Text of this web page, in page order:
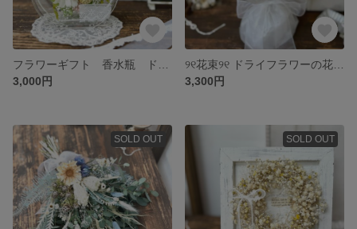
3,000円
3,300円
SOLD OUT SOLD OUT